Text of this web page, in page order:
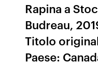
Rapina a
Budreau,
Titolo
Paese: